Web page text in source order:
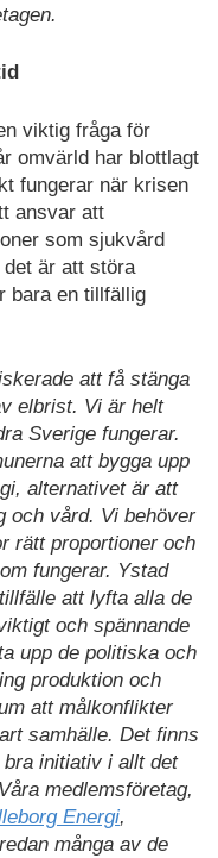
viktig fråga för
omvärld har blottlagt
fungerar när krisen
ansvar att
som sjukvård
är att störa
bara en tillfällig
att få stänga
elbrist. Vi är helt
Sverige fungerar.
att bygga upp
alternativet är att
och vård. Vi behöver
rätt proportioner och
fungerar. Ystad
att lyfta alla de
och spännande
upp de politiska och
produktion och
att målkonflikter
samhälle. Det finns
initiativ i allt det
medlemsföretag,
Energi,
många av de